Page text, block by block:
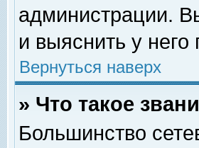
администрации.
и выяснить у
Вернуться наверх
» Что такое
Большинство